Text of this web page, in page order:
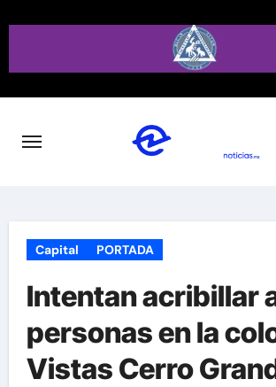
Capital PORTADA
Intentan acribillar
personas en la
Vistas Cerro